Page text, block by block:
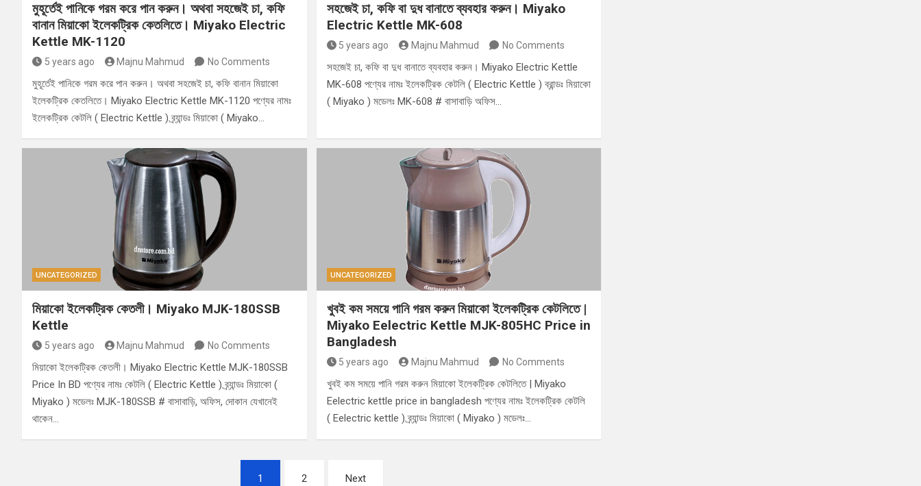
মুহূর্তেই পানিকে গরম করে পান করুন। অথবা সহজেই চা, কফি
বানান মিয়াকো ইলেকট্রিক কেতলিতে। Miyako Electric
Kettle MK-1120
5 years ago Majnu Mahmud No Comments
মুহূর্তেই পানিকে গরম করে পান করুন। অথবা সহজেই চা, কফি বানান মিয়াকো
ইলেকট্রিক কেতলিতে। Miyako Electric Kettle MK-1120 পণ্যের নামঃ
ইলেকট্রিক কেটলি ( Electric Kettle ) ব্র্যান্ডঃ মিয়াকো ( Miyako…
সহজেই চা, কফি বা দুধ বানাতে ব্যবহার করুন। Miyako
Electric Kettle MK-608
5 years ago Majnu Mahmud No Comments
সহজেই চা, কফি বা দুধ বানাতে ব্যবহার করুন। Miyako Electric Kettle
MK-608 পণ্যের নামঃ ইলেকট্রিক কেটলি ( Electric Kettle ) ব্রান্ডঃ মিয়াকো
( Miyako ) মডেলঃ MK-608 # বাসাবাড়ি অফিস…
UNCATEGORIZED
মিয়াকো ইলেকট্রিক কেতলী। Miyako MJK-180SSB
Kettle
5 years ago Majnu Mahmud No Comments
মিয়াকো ইলেকট্রিক কেতলী। Miyako Electric Kettle MJK-180SSB
Price In BD পণ্যের নামঃ কেটলি ( Electric Kettle ) ব্র্যান্ডঃ মিয়াকো (
Miyako ) মডেলঃ MJK-180SSB # বাসাবাড়ি, অফিস, দোকান যেখানেই
থাকেন…
UNCATEGORIZED
খুবই কম সময়ে পানি গরম করুন মিয়াকো ইলেকট্রিক কেটলিতে |
Miyako Eelectric Kettle MJK-805HC Price in
Bangladesh
5 years ago Majnu Mahmud No Comments
খুবই কম সময়ে পানি গরম করুন মিয়াকো ইলেকট্রিক কেটলিতে | Miyako
Eelectric kettle price in bangladesh পণ্যের নামঃ ইলেকট্রিক কেটলি
( Eelectric kettle ) ব্র্যান্ডঃ মিয়াকো ( Miyako ) মডেলঃ…
1 2 Next